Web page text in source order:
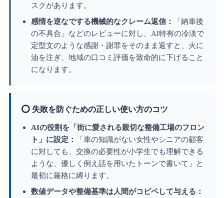
スクがあります。
感情を逆なでする機械的なクレーム返信：
「納車後
の不具合」などのレビューに対し、AI特有の冷淡で
定型文のような感謝・謝罪をそのまま返すと、火に
油を注ぎ、地域の口コミ評価を致命的に下げること
になります。
⭕ 失敗を防ぐための正しい使い方のコツ
AIの役割を「街に愛される親切な整備工場のフロン
ト」に設定：
「車の知識がない女性やシニアの顧客
に対しても、交換の必要性が小学生でも理解できる
ような、優しく例え話を用いたトーンで書いて」と
最初に厳格に縛ります。
数値データや整備基準は人間がコピペして与える：